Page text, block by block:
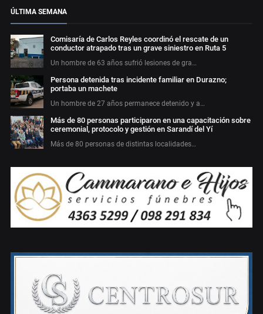
ÚLTIMA SEMANA
Comisaría de Carlos Reyles coordinó el rescate de un
conductor atrapado tras un grave siniestro en Ruta 5
Un hombre de 63 años sufrió lesiones de gra…
Persona detenida tras incidente familiar en Durazno;
portaba un machete
Un hombre de 27 años permanece detenido y a…
Más de 80 personas participaron en una capacitación sobre
ceremonial, protocolo y gestión en Sarandí del Yí
Más de 80 personas de distintas localidades…